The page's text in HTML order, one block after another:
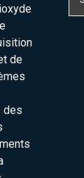
de
des